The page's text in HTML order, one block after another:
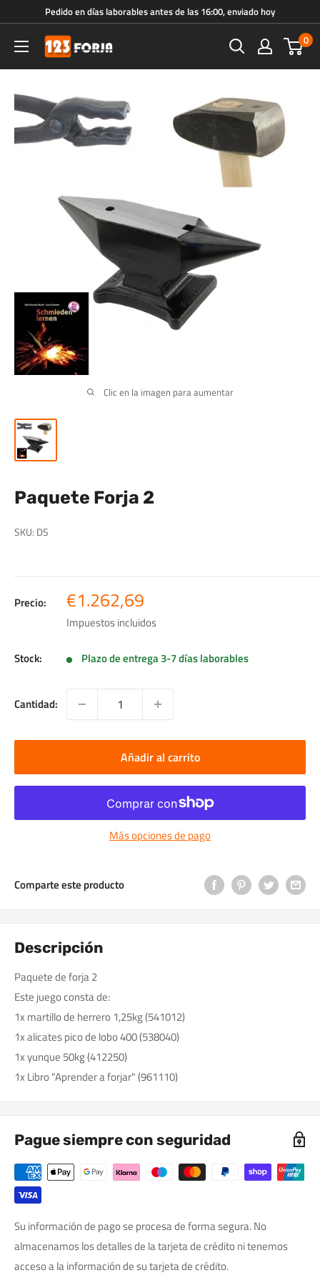
directamente
contenido
Pedido en días laborables antes de las 16:00, enviado hoy
123forja.es 0
Clic en la imagen para aumentar
Paquete Forja 2
SKU: DS
Precio: Precio
de
venta
€1.262,69
Impuestos incluidos
Stock: Plazo de entrega 3-7 días laborables
Cantidad:
Añadir al carrito
Más opciones de pago
Comparte este producto
Descripción
Paquete de forja 2
Este juego consta de:
1x martillo de herrero 1,25kg (541012)
1x alicates pico de lobo 400 (538040)
1x yunque 50kg (412250)
1x Libro "Aprender a forjar" (961110)
Pague siempre con seguridad
Su información de pago se procesa de forma segura. No
almacenamos los detalles de la tarjeta de crédito ni tenemos
acceso a la información de su tarjeta de crédito.